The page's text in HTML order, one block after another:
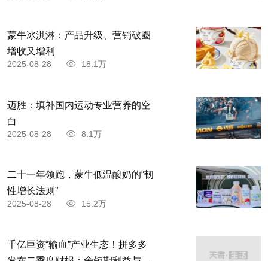
蒙牛冰淇淋：产品升级、营销破圈
增收又增利
2025-08-28 18.1万
迈胜：填补国内运动专业营养的空
白
2025-08-28 8.1万
二十一年领跑，蒙牛低温酸奶的“韧
性增长法则”
2025-08-28 15.2万
千亿巨资“输血”产业生态！拼多多